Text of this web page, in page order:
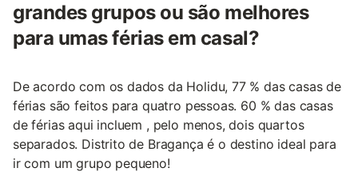
grandes grupos ou são melhores
para umas férias em casal?
De acordo com os dados da Holidu, 77 % das casas de
férias são feitos para quatro pessoas. 60 % das casas
de férias aqui incluem , pelo menos, dois quartos
separados. Distrito de Bragança é o destino ideal para
ir com um grupo pequeno!